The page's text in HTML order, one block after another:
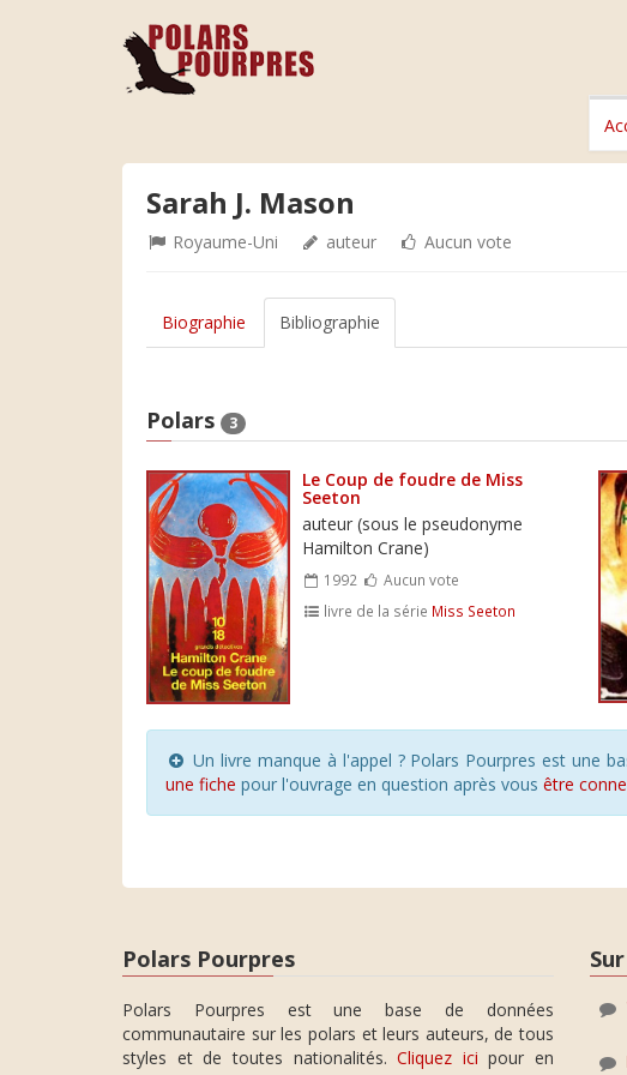
Sarah J. Mason
Royaume-Uni auteur Aucun vote
Biographie Bibliographie
Polars 3
Le Coup de foudre de Miss
Seeton
auteur (sous le pseudonyme
Hamilton Crane)
1992
Aucun vote
livre de la série Miss Seeton
Un livre manque à l'appel ? Polars Pourpres est une
une fiche pour l'ouvrage en question après vous être
Polars Pourpres
Polars Pourpres est une base de données
communautaire sur les polars et leurs auteurs, de tous
styles et de toutes nationalités.Cliquez ici pour en